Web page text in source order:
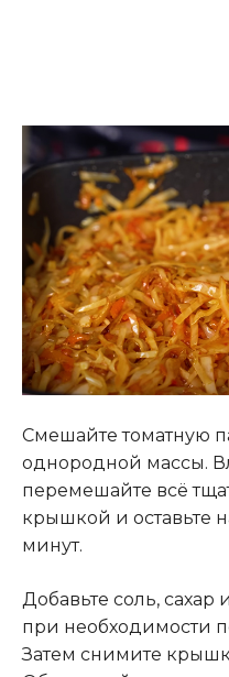
Смешайте томатную
однородной массы.
перемешайте всё
крышкой и оставьте
минут.
Добавьте соль,
при необходимости
Затем снимите